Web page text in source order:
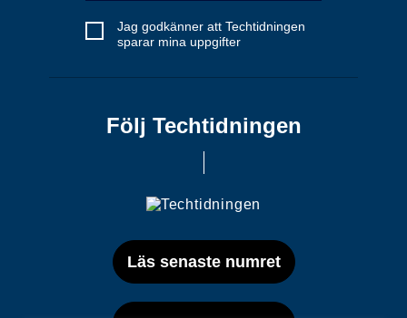
Jag godkänner att Techtidningen
sparar mina uppgifter
Följ Techtidningen
Läs senaste numret